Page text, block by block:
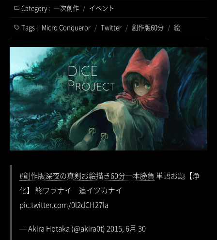
Category : 一次創作 / イベント
Tags : Micro Conqueror / Twitter / 創作版60分 / 絵
#創作版深夜の真剣お絵描き60分一本勝負 単語お題【浄
化】 終ワラナイ 追イツカナイ
pic.twitter.com/0l2dCH27la
— Akira Hotaka (@akira0t) 2015, 6月 30